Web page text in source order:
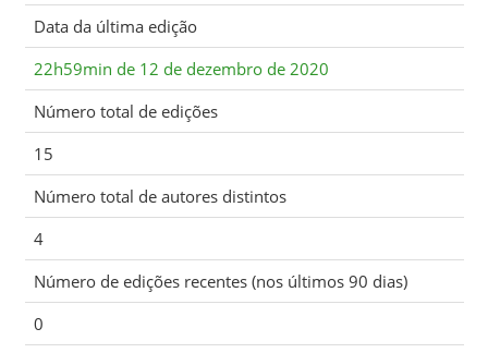
Data da última edição
22h59min de 12 de dezembro de 2020
Número total de edições
15
Número total de autores distintos
4
Número de edições recentes (nos últimos 90 dias)
0